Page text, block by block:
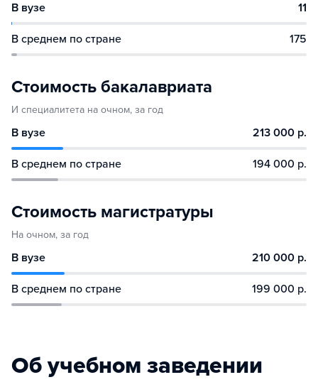
В вузе 11
В среднем по стране 175
Стоимость бакалавриата
И специалитета на очном, за год
В вузе 213 000 р.
В среднем по стране 194 000 р.
Стоимость магистратуры
На очном, за год
В вузе 210 000 р.
В среднем по стране 199 000 р.
Об учебном заведении